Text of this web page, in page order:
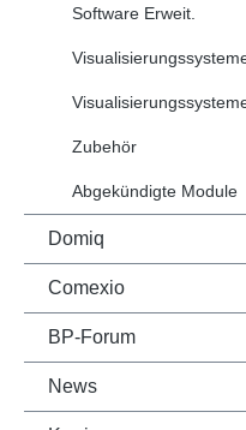
Software Erweit.
Zubehör
Abgekündigte Module
Domiq
Comexio
BP-Forum
News